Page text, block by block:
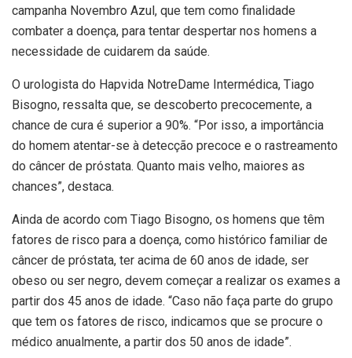
campanha Novembro Azul, que tem como finalidade
combater a doença, para tentar despertar nos homens a
necessidade de cuidarem da saúde.
O urologista do Hapvida NotreDame Intermédica, Tiago
Bisogno, ressalta que, se descoberto precocemente, a
chance de cura é superior a 90%. “Por isso, a importância
do homem atentar-se à detecção precoce e o rastreamento
do câncer de próstata. Quanto mais velho, maiores as
chances”, destaca.
Ainda de acordo com Tiago Bisogno, os homens que têm
fatores de risco para a doença, como histórico familiar de
câncer de próstata, ter acima de 60 anos de idade, ser
obeso ou ser negro, devem começar a realizar os exames a
partir dos 45 anos de idade. “Caso não faça parte do grupo
que tem os fatores de risco, indicamos que se procure o
médico anualmente, a partir dos 50 anos de idade”.